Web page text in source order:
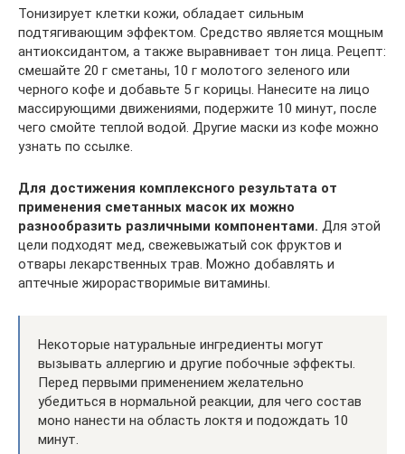
Тонизирует клетки кожи, обладает сильным
подтягивающим эффектом. Средство является мощным
антиоксидантом, а также выравнивает тон лица. Рецепт:
смешайте 20 г сметаны, 10 г молотого зеленого или
черного кофе и добавьте 5 г корицы. Нанесите на лицо
массирующими движениями, подержите 10 минут, после
чего смойте теплой водой. Другие маски из кофе можно
узнать по ссылке.
Для достижения комплексного результата от
применения сметанных масок их можно
разнообразить различными компонентами. Для этой
цели подходят мед, свежевыжатый сок фруктов и
отвары лекарственных трав. Можно добавлять и
аптечные жирорастворимые витамины.
Некоторые натуральные ингредиенты могут
вызывать аллергию и другие побочные эффекты.
Перед первыми применением желательно
убедиться в нормальной реакции, для чего состав
моно нанести на область локтя и подождать 10
минут.